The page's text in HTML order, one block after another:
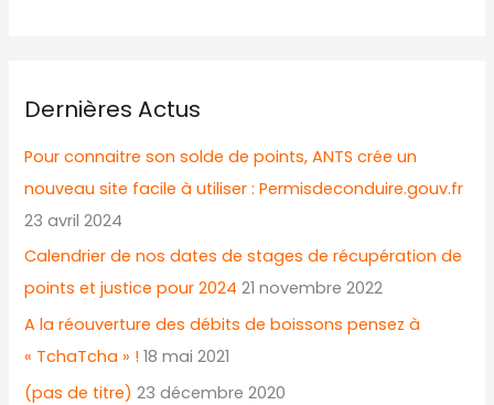
Dernières Actus
Pour connaitre son solde de points, ANTS crée un
nouveau site facile à utiliser : Permisdeconduire.gouv.fr
23 avril 2024
Calendrier de nos dates de stages de récupération de
points et justice pour 2024 21 novembre 2022
A la réouverture des débits de boissons pensez à
« TchaTcha » ! 18 mai 2021
(pas de titre) 23 décembre 2020